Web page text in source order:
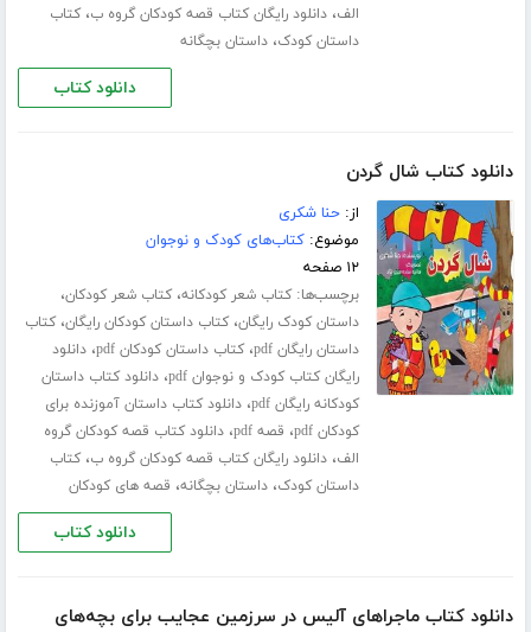
الف،دانلود رایگان کتاب قصه کودکان گروه ب،کتاب
داستان کودک،داستان بچگانه
دانلود کتاب
دانلود کتاب شال گردن
از:حنا شکری
موضوع:کتاب‌های کودک و نوجوان
۱۲ صفحه
برچسب‌ها:کتاب شعر کودکانه،کتاب شعر کودکان،
داستان کودک رایگان،کتاب داستان کودکان رایگان،کتاب
داستان رایگان pdf
،کتاب داستان کودکان pdf ،دانلود
رایگان کتاب کودک و نوجوان pdf
،دانلود کتاب داستان
کودکانه رایگان pdf
،دانلود کتاب داستان آموزنده برای
کودکان pdf
، قصه pdf ،دانلود کتاب قصه کودکان گروه
الف،دانلود رایگان کتاب قصه کودکان گروه ب،کتاب
داستان کودک،داستان بچگانه، قصه های کودکان
دانلود کتاب
دانلود کتاب ماجراهای آلیس در سرزمین عجایب برای بچه‌های